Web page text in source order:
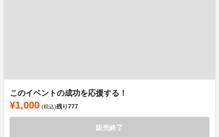
このイベントの成功を応援する！
¥1,000 (税込)残り777
販売終了